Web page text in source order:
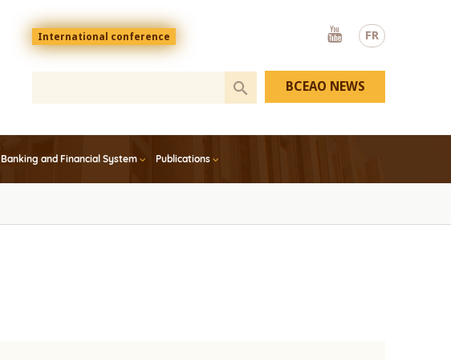
FR
Menu
top
En
International conference
Youtube
Banking and Financial System Publications
BCEAO NEWS